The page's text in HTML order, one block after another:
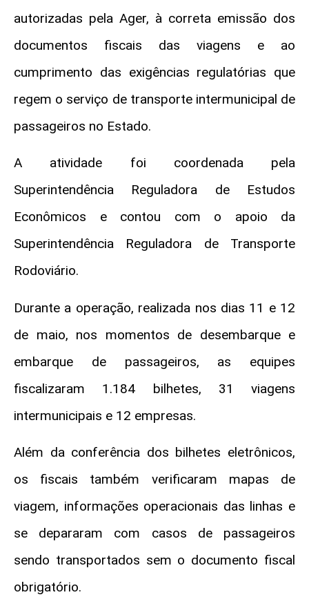
autorizadas pela Ager, à correta emissão dos
documentos fiscais das viagens e ao
cumprimento das exigências regulatórias que
regem o serviço de transporte intermunicipal de
passageiros no Estado.
A atividade foi coordenada pela
Superintendência Reguladora de Estudos
Econômicos e contou com o apoio da
Superintendência Reguladora de Transporte
Rodoviário.
Durante a operação, realizada nos dias 11 e 12
de maio, nos momentos de desembarque e
embarque de passageiros, as equipes
fiscalizaram 1.184 bilhetes, 31 viagens
intermunicipais e 12 empresas.
Além da conferência dos bilhetes eletrônicos,
os fiscais também verificaram mapas de
viagem, informações operacionais das linhas e
se depararam com casos de passageiros
sendo transportados sem o documento fiscal
obrigatório.